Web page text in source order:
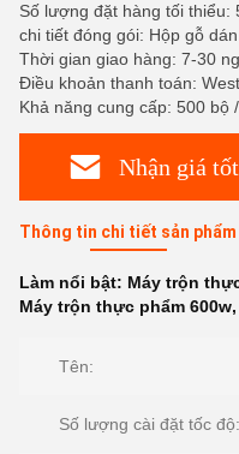
Số lượng đặt hàng tối thiểu:
chi tiết đóng gói: Hộp gỗ dán
Thời gian giao hàng: 7-30
Điều khoản thanh toán:
Khả năng cung cấp: 500 bộ
Nhận giá
Thông tin chi tiết sản phẩm
Làm nổi bật: Máy trộn
Máy trộn thực phẩm 600w,
Tên:
Số lượng cài đặt tốc độ: